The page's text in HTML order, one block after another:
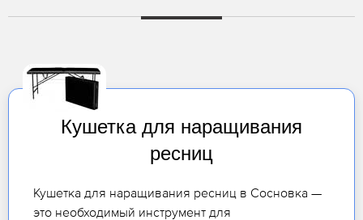
Кушетка для наращивания
ресниц
Кушетка для наращивания ресниц в Сосновка —
это необходимый инструмент для